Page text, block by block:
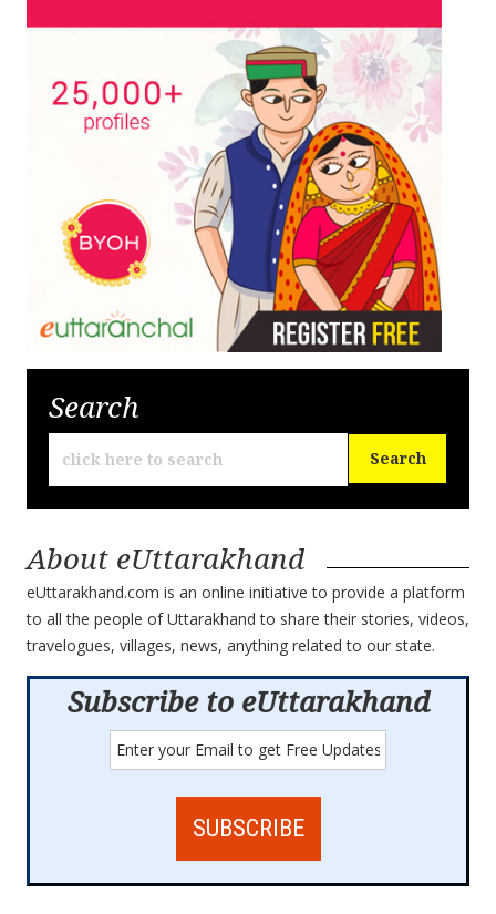
Search
About eUttarakhand
eUttarakhand.com is an online initiative to provide a platform
to all the people of Uttarakhand to share their stories, videos,
travelogues, villages, news, anything related to our state.
Subscribe to eUttarakhand